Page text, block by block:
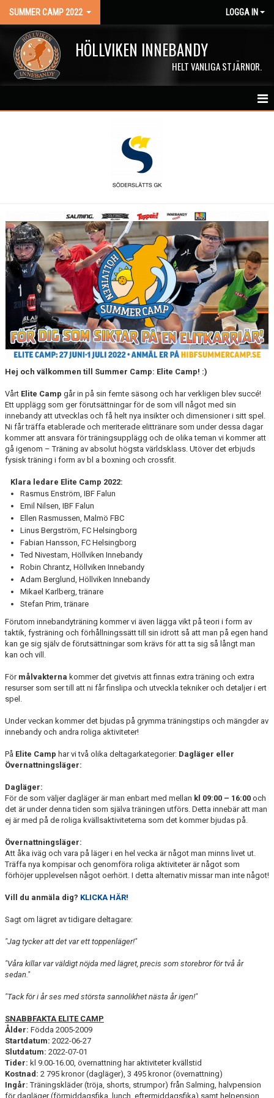
SUMMER CAMP 2022 LOGGA IN
HÖLLVIKEN INNEBANDY
HELT VANLIGA STJÄRNOR.
GIRLS CAMP
KIDS CAMP
YOUTH CAMP
BILDGALLERI
KONTAKT
Hej och välkommen till Summer Camp: Elite Camp! :)
Vårt Elite Camp går in på sin femte säsong och har verkligen blev succé!
Ett upplägg som ger förutsättningar för de som vill något med sin
innebandy att utvecklas och få helt nya insikter och dimensioner i sitt spel.
Ni får träffa etablerade och meriterade elittränare som under dessa dagar
kommer att ansvara för träningsupplägg och de olika teman vi kommer att
gå igenom – Träning av absolut högsta världsklass. Utöver det erbjuds
fysisk träning i form av bl a boxning och crossfit.
Klara ledare Elite Camp 2022:
Rasmus Enström, IBF Falun
Emil Nilsen, IBF Falun
Ellen Rasmussen, Malmö FBC
Linus Bergström, FC Helsingborg
Fabian Hansson, FC Helsingborg
Ted Nivestam, Höllviken Innebandy
Robin Chrantz, Höllviken Innebandy
Adam Berglund, Höllviken Innebandy
Mikael Karlberg, tränare
Stefan Prim, tränare
Förutom innebandyträning kommer vi även lägga vikt på teori i form av
taktik, fysträning och förhållningssätt till sin idrott så att man på egen hand
kan ge sig själv de förutsättningar som krävs för att ta sig så långt man
kan och vill.
För målvakterna kommer det givetvis att finnas extra träning och extra
resurser som ser till att ni får finslipa och utveckla tekniker och detaljer i ert
spel.
Under veckan kommer det bjudas på grymma träningstips och mängder av
innebandy och andra roliga aktiviteter!
På Elite Camp har vi två olika deltagarkategorier: Dagläger eller
Övernattningsläger:
Dagläger:
För de som väljer dagläger är man enbart med mellan kl 09:00 – 16:00 och
det är under denna tiden som själva träningen utförs. Detta innebär att man
ej är med på de roliga kvällsaktiviteterna som det kommer bjudas på.
Övernattningsläger:
Att åka iväg och vara på läger i en hel vecka är något man minns livet ut.
Träffa nya kompisar och genomföra roliga aktiviteter är något som
förhöjer upplevelsen något oerhört. I detta alternativ missar man inte något!
Vill du anmäla dig? KLICKA HÄR!
Sagt om lägret av tidigare deltagare:
"Jag tycker att det var ett toppenläger!"
"Våra killar var väldigt nöjda med lägret, precis som storebror för två år
sedan."
"Tack för i år ses med största sannolikhet nästa år igen!"
SNABBFAKTA ELITE CAMP
Ålder: Födda 2005-2009
Startdatum: 2022-06-27
Slutdatum: 2022-07-01
Tider: kl 9.00-16.00, övernattning har aktiviteter kvällstid
Kostnad: 2 795 kronor (dagläger), 3 495 kronor (övernattning)
Ingår: Träningskläder (tröja, shorts, strumpor) från Salming, halvpension
för dagläger (förmiddagsfika, lunch, eftermiddagsfika) samt helpension